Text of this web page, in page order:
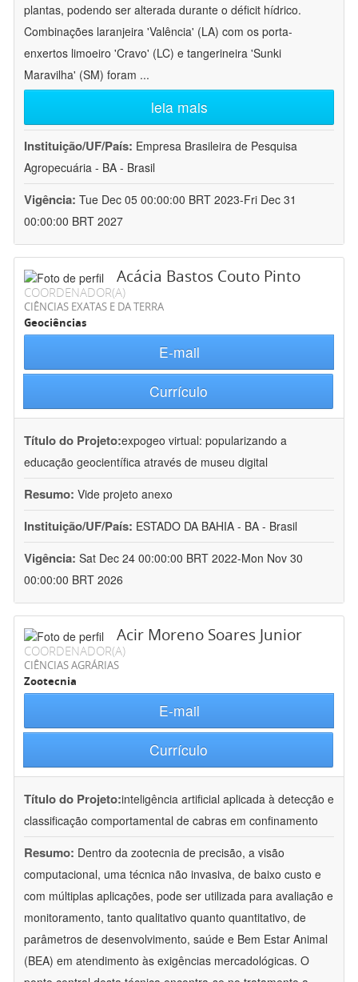
plantas, podendo ser alterada durante o déficit hídrico.
Combinações laranjeira 'Valência' (LA) com os porta-
enxertos limoeiro 'Cravo' (LC) e tangerineira 'Sunki
Maravilha' (SM) foram ...
leia mais
Instituição/UF/País: Empresa Brasileira de Pesquisa
Agropecuária - BA - Brasil
Vigência: Tue Dec 05 00:00:00 BRT 2023-Fri Dec 31
00:00:00 BRT 2027
Acácia Bastos Couto Pinto
COORDENADOR(A)
CIÊNCIAS EXATAS E DA TERRA
Geociências
E-mail
Currículo
Título do Projeto:expogeo virtual: popularizando a
educação geocientífica através de museu digital
Resumo: Vide projeto anexo
Instituição/UF/País: ESTADO DA BAHIA - BA - Brasil
Vigência: Sat Dec 24 00:00:00 BRT 2022-Mon Nov 30
00:00:00 BRT 2026
Acir Moreno Soares Junior
COORDENADOR(A)
CIÊNCIAS AGRÁRIAS
Zootecnia
E-mail
Currículo
Título do Projeto:inteligência artificial aplicada à detecção e
classificação comportamental de cabras em confinamento
Resumo: Dentro da zootecnia de precisão, a visão
computacional, uma técnica não invasiva, de baixo custo e
com múltiplas aplicações, pode ser utilizada para avaliação e
monitoramento, tanto qualitativo quanto quantitativo, de
parâmetros de desenvolvimento, saúde e Bem Estar Animal
(BEA) em atendimento às exigências mercadológicas. O